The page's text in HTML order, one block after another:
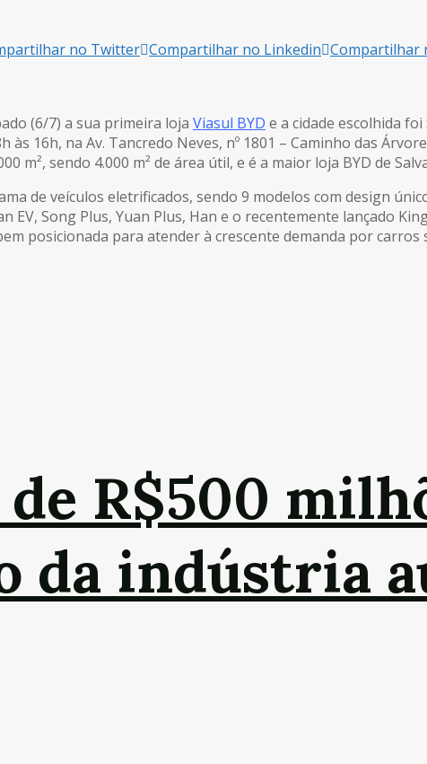
no Twitter Compartilhar no Linkedin Compartilhar
(6/7) a sua primeira loja Viasul BYD e a cidade escolhida
às 16h, na Av. Tancredo Neves, nº 1801 – Caminho das
m², sendo 4.000 m² de área útil, e é a maior loja BYD de
de veículos eletrificados, sendo 9 modelos com design
EV, Song Plus, Yuan Plus, Han e o recentemente lançado
posicionada para atender à crescente demanda por
R$500
da indústria